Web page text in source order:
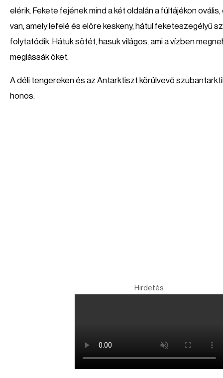
elérik. Fekete fejének mind a két oldalán a fültájékon
van, amely lefelé és előre keskeny, hátul feketeszegélyű
folytatódik. Hátuk sötét, hasuk világos, ami a vízben
meglássák őket.
A déli tengereken és az Antarktiszt körülvevő
honos.
Hirdetés